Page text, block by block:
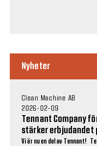
Nyheter
Clean Machine AB
2026-02-09
Tennant Company
stärker erbjudandet
Vi är nu en del av Tennant!